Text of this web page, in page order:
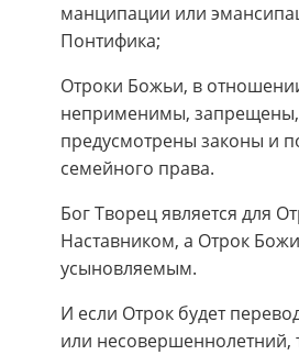
манципации или
Понтифика;
Отроки Божьи, в
неприменимы,
предусмотрены законы и
семейного права.
Бог Творец является для
Наставником, а Отрок
усыновляемым.
И если Отрок будет
или несовершеннолетний,